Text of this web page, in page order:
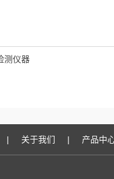
测仪器
| 关于我们 | 产品中